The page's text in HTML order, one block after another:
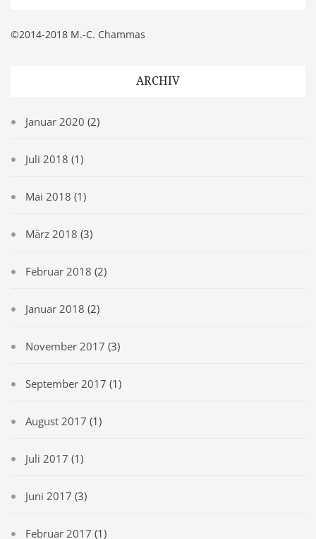
©2014-2018 M.-C. Chammas
ARCHIV
Januar 2020 (2)
Juli 2018 (1)
Mai 2018 (1)
März 2018 (3)
Februar 2018 (2)
Januar 2018 (2)
November 2017 (3)
September 2017 (1)
August 2017 (1)
Juli 2017 (1)
Juni 2017 (3)
Februar 2017 (1)